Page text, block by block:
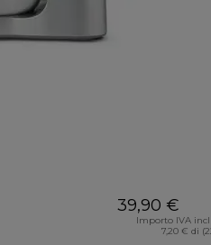
39,90 €
Importo IVA
7,20 € di